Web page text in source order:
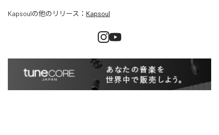
Kapsoulの他のリリース： Kapsoul